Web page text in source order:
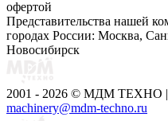
офертой
Представительства нашей
городах России: Москва,
Новосибирск
2001 - 2026 © МДМ ТЕХНО |
machinery@mdm-techno.ru